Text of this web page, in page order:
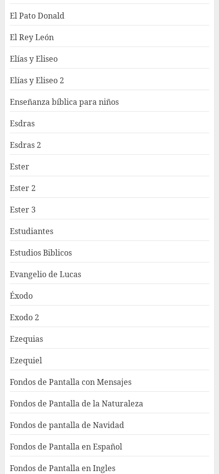
El Pato Donald
El Rey León
Elías y Eliseo
Elías y Eliseo 2
Enseñanza bíblica para niños
Esdras
Esdras 2
Ester
Ester 2
Ester 3
Estudiantes
Estudios Biblicos
Evangelio de Lucas
Éxodo
Exodo 2
Ezequias
Ezequiel
Fondos de Pantalla con Mensajes
Fondos de Pantalla de la Naturaleza
Fondos de pantalla de Navidad
Fondos de Pantalla en Español
Fondos de Pantalla en Ingles